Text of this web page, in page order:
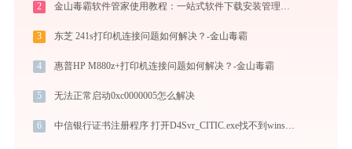
2 金山毒霸软件管家使用教程：一站式软件下载安装管理，让电脑始终保持最佳状态
3 东芝 241s打印机连接问题如何解决？-金山毒霸
4 惠普HP M880z+打印机连接问题如何解决？-金山毒霸
5 无法正常启动0xc0000005怎么解决
6 中信银行证书注册程序 打开D4Svr_CITIC.exe找不到winscard.dll怎么办